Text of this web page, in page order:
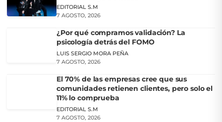
EDITORIAL S.M
7 AGOSTO, 2026
¿Por qué compramos validación? La
psicología detrás del FOMO
LUIS SERGIO MORA PEÑA
7 AGOSTO, 2026
El 70% de las empresas cree que sus
comunidades retienen clientes, pero solo el
11% lo comprueba
EDITORIAL S.M
7 AGOSTO, 2026